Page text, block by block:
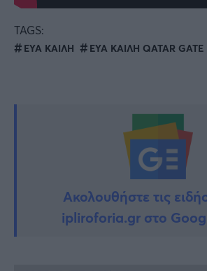
TAGS:
ΕΥΑ ΚΑΙΛΗ ΕΥΑ ΚΑΙΛΗ QATAR GATE
Ακολουθήστε τις
ipliroforia.gr στο